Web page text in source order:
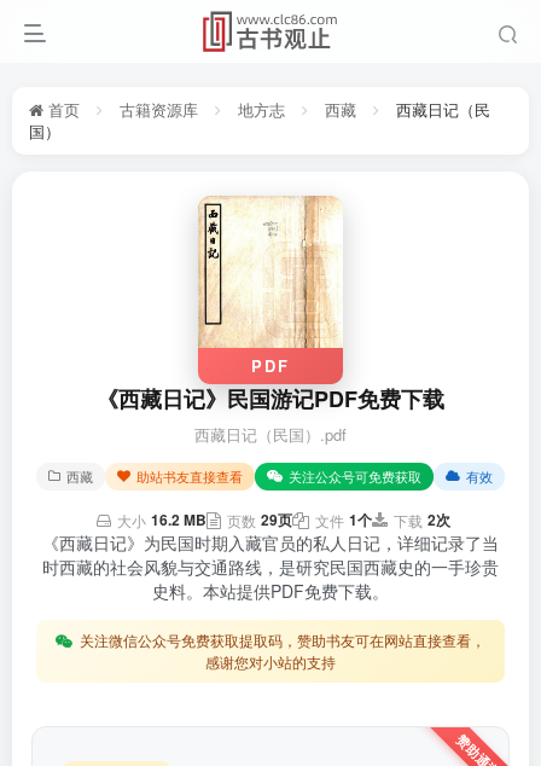
首页 古籍资源库 地方志 西藏
西藏日记（民
国）
PDF
《西藏日记》民国游记PDF免费下载
西藏日记（民国）.pdf
西藏 助站书友直接查看 关注公众号可免费获取 有效
大小 16.2 MB 页数 29页 文件 1个 下载 2次
《西藏日记》为民国时期入藏官员的私人日记，详细记录了当
时西藏的社会风貌与交通路线，是研究民国西藏史的一手珍贵
史料。本站提供PDF免费下载。
关注微信公众号免费获取提取码，赞助书友可在网站直接查看，
感谢您对小站的支持